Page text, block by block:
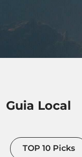
Guia Local
TOP 10 Picks